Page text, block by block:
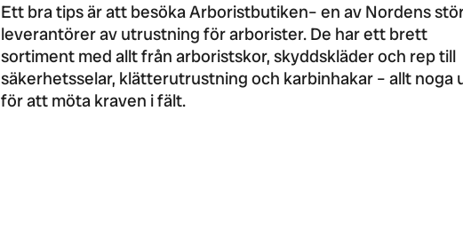
Ett bra tips är att besökaArboristbutiken– en av Nordens
leverantörer av utrustning för arborister. De har ett brett
sortiment med allt från arboristskor, skyddskläder och rep till
säkerhetsselar, klätterutrustning och karbinhakar – allt noga
för att möta kraven i fält.